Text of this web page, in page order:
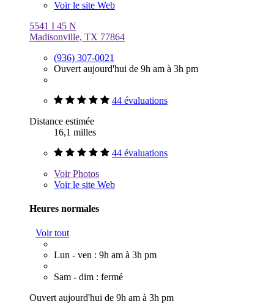
Voir le site Web
5541 I 45 N
Madisonville, TX 77864
(936) 307-0021
Ouvert aujourd'hui de 9h am à 3h pm
44 évaluations
Distance estimée
16,1 milles
44 évaluations
VoirPhotos
Voir le site Web
Heures normales
Voir tout
Lun - ven : 9h am à 3h pm
Sam - dim : fermé
Ouvert aujourd'hui de 9h am à 3h pm